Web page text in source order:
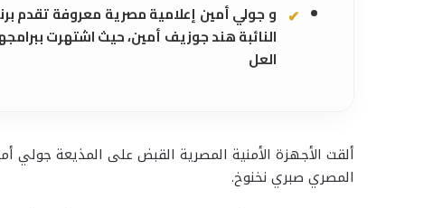
و جولي أمين إعلامية مصرية معروفة تقدم
النائبة هند جوزيف أمين، حيث اشتهرت
العل
ألقت الأجهزة الأمنية المصرية القبض على المذيعة
المصري صبري نخنوخ.